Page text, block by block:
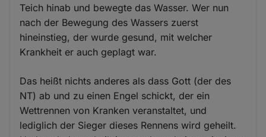
Teich hinab und bewegte das Wasser. Wer nun
nach der Bewegung des Wassers zuerst
hineinstieg, der wurde gesund, mit welcher
Krankheit er auch geplagt war.
Das heißt nichts anderes als dass Gott (der des
NT) ab und zu einen Engel schickt, der ein
Wettrennen von Kranken veranstaltet, und
lediglich der Sieger dieses Rennens wird geheilt.